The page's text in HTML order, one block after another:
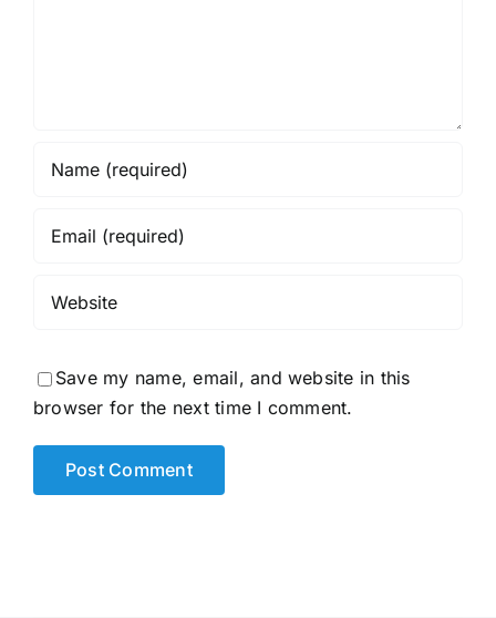
Save my name, email, and website in this
browser for the next time I comment.